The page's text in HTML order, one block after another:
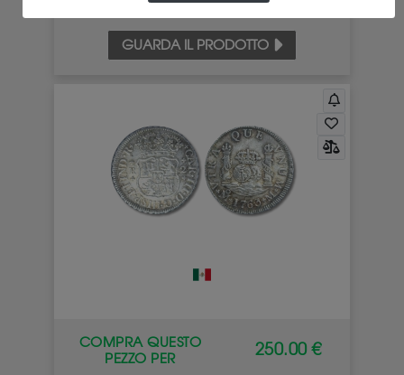
GUARDA IL PRODOTTO
COMPRA QUESTO
PEZZO PER
250.00 €